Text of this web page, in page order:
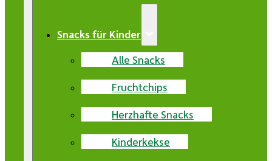
Snacks für Kinder
Alle Snacks
Fruchtchips
Herzhafte Snacks
Kinderkekse